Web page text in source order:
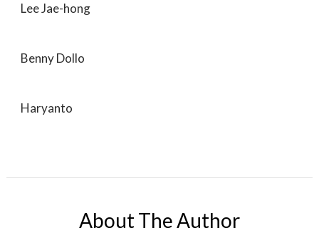
Lee Jae-hong
Benny Dollo
Haryanto
About The Author